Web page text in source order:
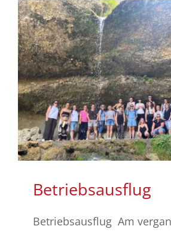
Betriebsausflug
Betriebsausflug Am